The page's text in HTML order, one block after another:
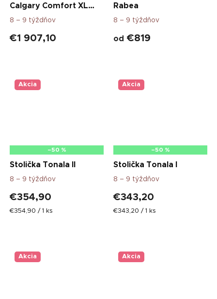
Calgary Comfort XL
hnedé
8 – 9 týždňov
€1 907,10
Rabea
8 – 9 týždňov
od €819
Akcia
–50 %
Stolička Tonala II
8 – 9 týždňov
€354,90
Jednotková
€354,90 / 1 ks
Akcia
–50 %
Stolička Tonala I
8 – 9 týždňov
€343,20
Jednotková
€343,20 / 1 ks
Akcia Akcia